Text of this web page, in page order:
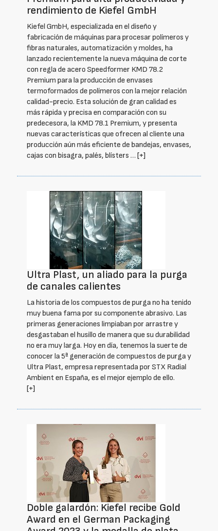
rendimiento de Kiefel GmbH
Kiefel GmbH, especializada en el diseño y
fabricación de máquinas para procesar polímeros y
fibras naturales, automatización y moldes, ha
lanzado recientemente la nueva máquina de corte
con regla de acero Speedformer KMD 78.2
Premium para la producción de envases
termoformados de polímeros con la mejor relación
calidad-precio. Esta solución de gran calidad es
más rápida y precisa en comparación con su
predecesora, la KMD 78.1 Premium, y presenta
nuevas características que ofrecen al cliente una
producción aún más eficiente de bandejas, envases,
cajas con bisagra, palés, blísters … [+]
Ultra Plast, un aliado para la purga
de canales calientes
La historia de los compuestos de purga no ha tenido
muy buena fama por su componente abrasivo. Las
primeras generaciones limpiaban por arrastre y
desgastaban el husillo de manera que su durabilidad
no era muy larga. Hoy en día, tenemos la suerte de
conocer la 5ª generación de compuestos de purga y
Ultra Plast, empresa representada por STX Radial
Ambient en España, es el mejor ejemplo de ello.
[+]
Doble galardón: Kiefel recibe Gold
Award en el German Packaging